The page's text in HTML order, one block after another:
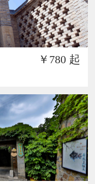
￥780 起